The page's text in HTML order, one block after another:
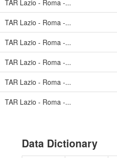
TAR Lazio - Roma -...
TAR Lazio - Roma -...
TAR Lazio - Roma -...
TAR Lazio - Roma -...
TAR Lazio - Roma -...
TAR Lazio - Roma -...
Data Dictionary